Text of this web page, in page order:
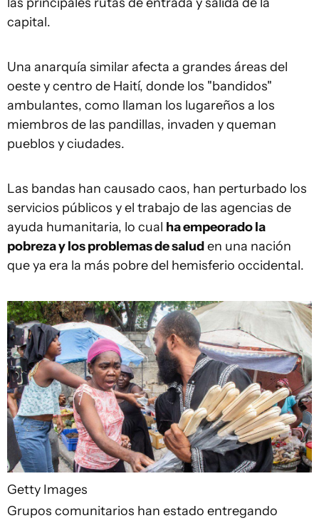
capital.
Una anarquía similar afecta a grandes áreas del
oeste y centro de Haití, donde los "bandidos"
ambulantes, como llaman los lugareños a los
miembros de las pandillas, invaden y queman
pueblos y ciudades.
Las bandas han causado caos, han perturbado los
servicios públicos y el trabajo de las agencias de
ayuda humanitaria, lo cual ha empeorado la
pobreza y los problemas de saluden una nación
que ya era la más pobre del hemisferio occidental.
Getty Images
Grupos comunitarios han estado entregando